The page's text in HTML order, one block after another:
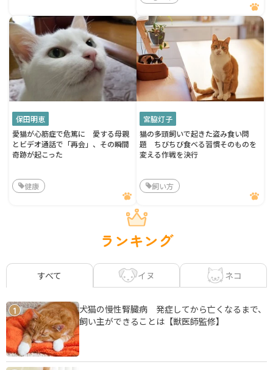
保田明恵
愛猫が心筋症で危篤に 愛する母親
とビデオ通話で「再会」、その瞬間
奇跡が起こった
健康
宮脇灯子
猫の多頭飼いで起きた盗み食い問
題 ちびちび食べる習慣そのものを
変える作戦を決行
飼い方
ランキング
すべて イヌ ネコ
1
犬猫の慢性腎臓病 発症してから亡くなるまで、
飼い主ができることは【獣医師監修】